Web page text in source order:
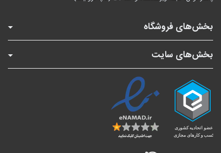
بخش‌های فروشگاه
بخش‌های سایت